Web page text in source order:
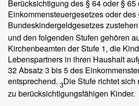
Berücksichtigung des § 64 oder § 65
Einkommensteuergesetzes oder des
Bundeskindergeldgesetzes
und den folgenden Stufen gehören
Kirchenbeamten der Stufe 1, die
Lebenspartners in ihren Haushalt
32 Absatz 3 bis 5 des
entsprechend. 3Die Stufe richtet
zu berücksichtigungsfähigen Kinder.